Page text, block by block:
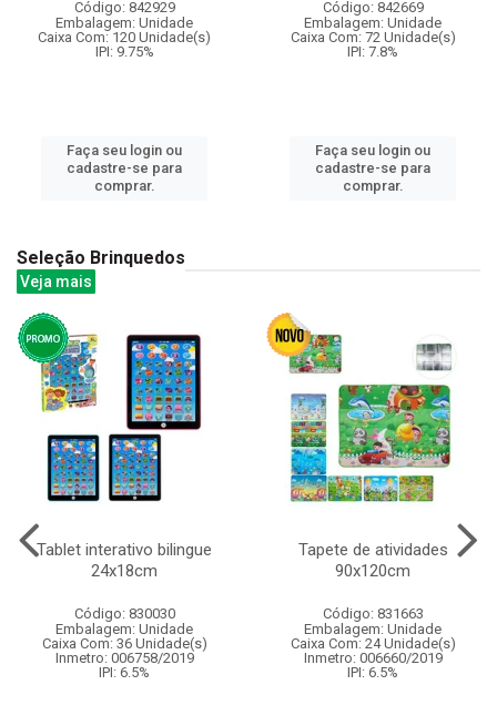
Código: 842929
Embalagem: Unidade
Caixa Com: 120 Unidade(s)
IPI: 9.75%
Faça seu login ou
cadastre-se para
comprar.
Código: 842669
Embalagem: Unidade
Caixa Com: 72 Unidade(s)
IPI: 7.8%
Faça seu login ou
cadastre-se para
comprar.
Seleção Brinquedos
Veja mais
Tablet interativo bilingue
24x18cm
Código: 830030
Embalagem: Unidade
Caixa Com: 36 Unidade(s)
Inmetro: 006758/2019
IPI: 6.5%
Tapete de atividades
90x120cm
Código: 831663
Embalagem: Unidade
Caixa Com: 24 Unidade(s)
Inmetro: 006660/2019
IPI: 6.5%